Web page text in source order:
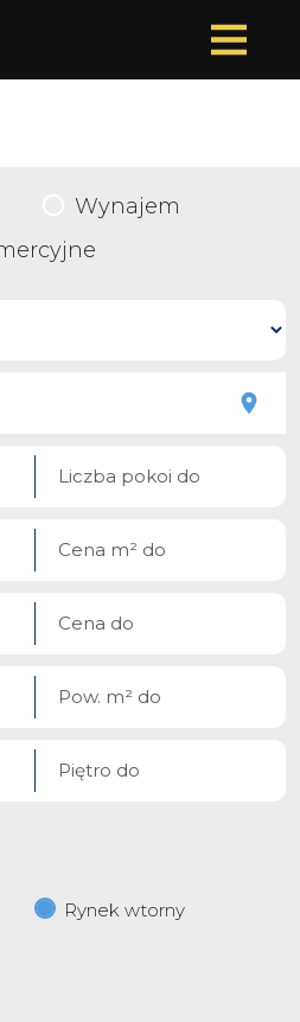
Wynajem
Rynek wtorny